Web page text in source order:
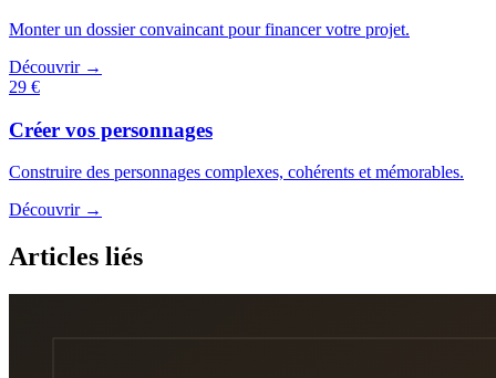
Monter un dossier convaincant pour financer votre projet.
Découvrir →
29 €
Créer vos personnages
Construire des personnages complexes, cohérents et mémorables.
Découvrir →
Articles liés